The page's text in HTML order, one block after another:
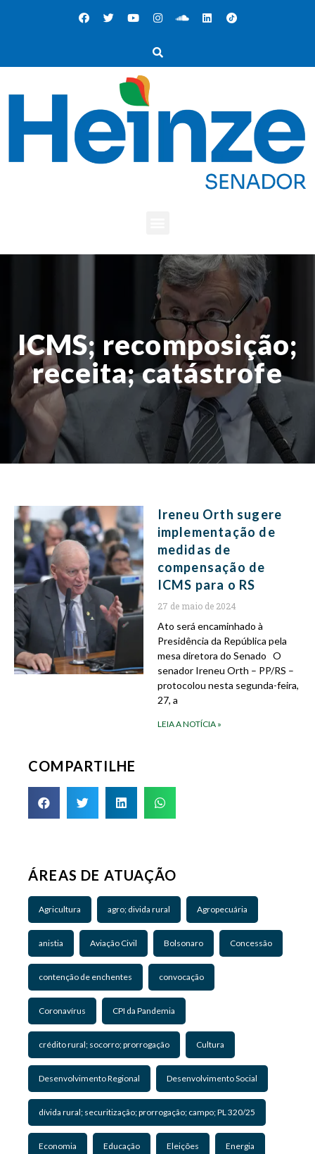
ICMS; recomposição;
receita; catástrofe
Ireneu Orth sugere
implementação de
medidas de
compensação de
ICMS para o RS
27 de maio de 2024
Ato será encaminhado à
Presidência da República pela
mesa diretora do Senado O
senador Ireneu Orth – PP/RS –
protocolou nesta segunda-feira,
27, a
LEIA A NOTÍCIA »
COMPARTILHE
ÁREAS DE ATUAÇÃO
Agricultura agro; divida rural Agropecuária
anistia Aviação Civil Bolsonaro Concessão
contenção de enchentes convocação
Coronavírus CPI da Pandemia
crédito rural; socorro; prorrogação Cultura
Desenvolvimento Regional Desenvolvimento Social
dívida rural; securitização; prorrogação; campo; PL 320/25
Economia Educação Eleições Energia